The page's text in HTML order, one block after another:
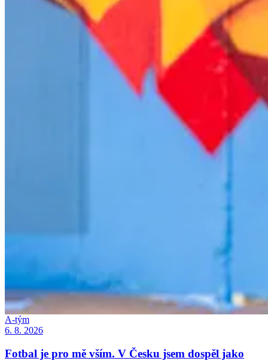
A-tým
6. 8. 2026
Fotbal je pro mě vším. V Česku jsem dospěl jako